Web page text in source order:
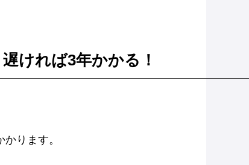
ければ3年かかる！
ります。